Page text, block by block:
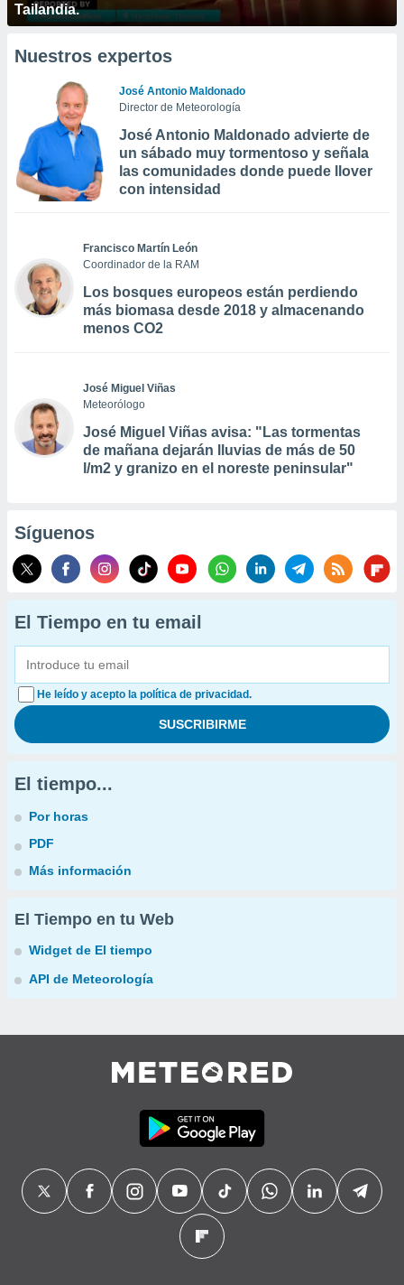
Tailandia.
Nuestros expertos
José Antonio Maldonado
Director de Meteorología
José Antonio Maldonado advierte de
un sábado muy tormentoso y señala
las comunidades donde puede llover
con intensidad
Francisco Martín León
Coordinador de la RAM
Los bosques europeos están perdiendo
más biomasa desde 2018 y almacenando
menos CO2
José Miguel Viñas
Meteorólogo
José Miguel Viñas avisa: "Las tormentas
de mañana dejarán lluvias de más de 50
l/m2 y granizo en el noreste peninsular"
Síguenos
El Tiempo en tu email
He leído y acepto la política de privacidad.
El tiempo...
Por horas
PDF
Más información
El Tiempo en tu Web
Widget de El tiempo
API de Meteorología